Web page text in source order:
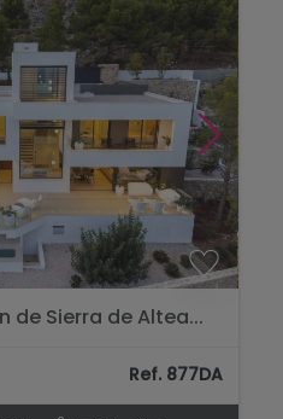
de Sierra de Altea...
Ref. 877DA